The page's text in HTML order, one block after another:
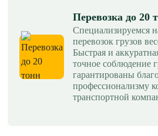
Перевозка до 20
Специализируемся
перевозок грузов
Быстрая и
точное соблюдение
гарантированы
профессионализму
транспортной